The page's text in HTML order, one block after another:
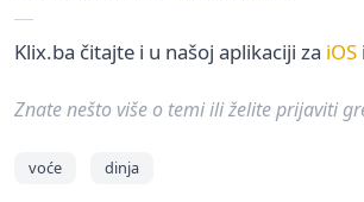
Klix.ba čitajte i u našoj aplikaciji za iOS
Znate nešto više o temi ili želite prijaviti
voće dinja